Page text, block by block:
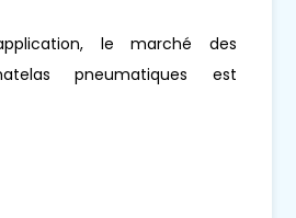
le marché des
pneumatiques est